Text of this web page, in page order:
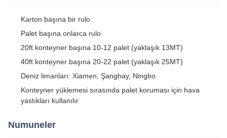
Karton başına bir rulo
Palet başına onlarca rulo
20ft konteyner başına 10-12 palet (yaklaşık 13MT)
40ft konteyner başına 20-22 palet (yaklaşık 25MT)
Deniz limanları: Xiamen, Şanghay, Ningbo
Konteyner yüklemesi sırasında palet koruması için hava
yastıkları kullanılır
Numuneler